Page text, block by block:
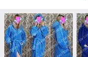
Легкий, комфортний,
життя. Не сковує рухів,
зберігає тепло,
чутливій шкірі..
Стильні жіночі махрові